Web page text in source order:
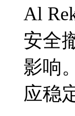
Al
安全
影响
应稳